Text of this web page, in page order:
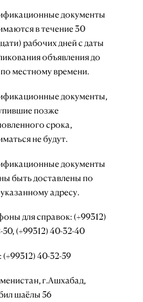
документы
в течение 30
рабочих дней с даты
объявления до
по местному времени.
документы,
позже
срока,
не будут.
документы
быть доставлены по
адресу.
для справок: (+99312)
50, (+99312) 40-32-40
40-32-59
г.Ашхабад,
шаёлы 56